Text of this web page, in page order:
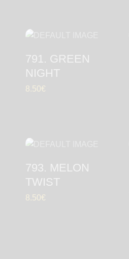
791. GREEN
NIGHT
8.50€
793. MELON
TWIST
8.50€